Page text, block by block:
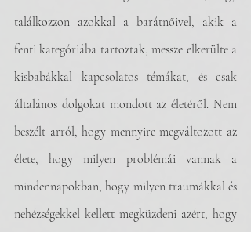
találkozzon azokkal a barátnőivel, akik a
fenti kategóriába tartoztak, messze elkerülte a
kisbabákkal kapcsolatos témákat, és csak
általános dolgokat mondott az életéről. Nem
beszélt arról, hogy mennyire megváltozott az
élete, hogy milyen problémái vannak a
mindennapokban, hogy milyen traumákkal és
nehézségekkel kellett megküzdeni azért, hogy